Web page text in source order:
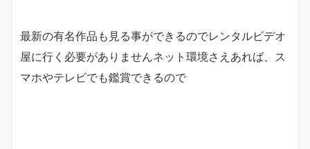
最新の有名作品も見る事ができるのでレンタルビデオ
屋に行く必要がありませんネット環境さえあれば、ス
マホやテレビでも鑑賞できるので